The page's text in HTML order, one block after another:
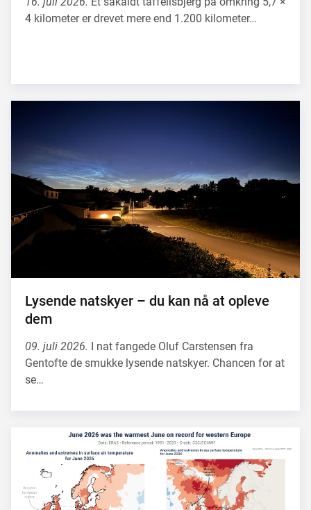
4 kilometer er drevet mere end 1.200 kilometer…
Lysende natskyer – du kan nå at opleve
dem
09. juli 2026. I nat fangede Oluf Carstensen fra
Gentofte de smukke lysende natskyer. Chancen for at
se…